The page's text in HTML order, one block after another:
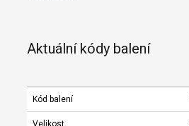
Aktuální kódy balení
Kód balení
Velikost